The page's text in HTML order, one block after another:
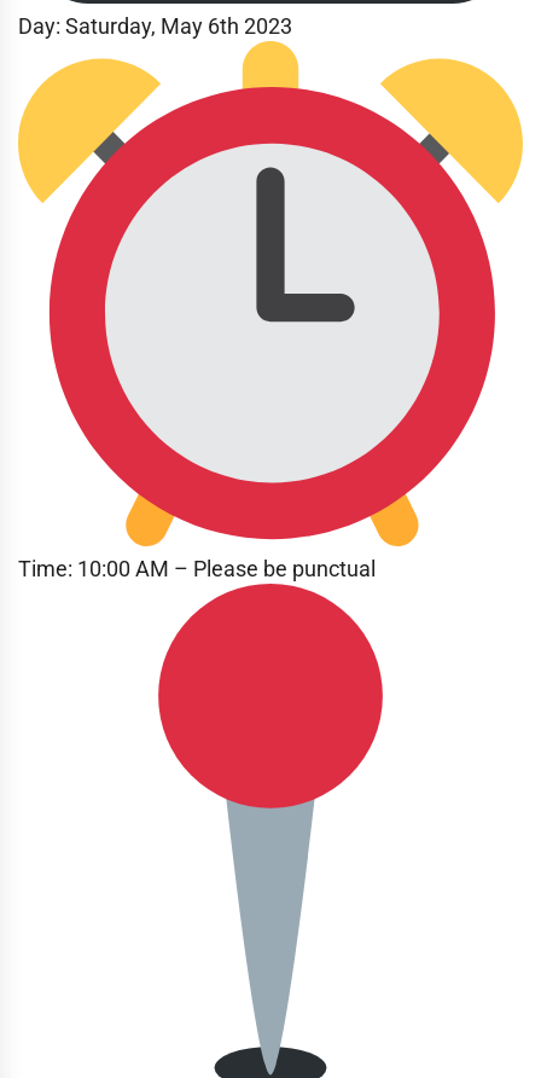
Day: Saturday, May 6th 2023
Time: 10:00 AM – Please be punctual